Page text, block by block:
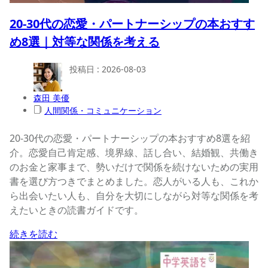
20-30代の恋愛・パートナーシップの本おすす
め8選｜対等な関係を考える
森田 美優
投稿日 : 2026-08-03
人間関係・コミュニケーション
20-30代の恋愛・パートナーシップの本おすすめ8選を紹
介。恋愛自己肯定感、境界線、話し合い、結婚観、共働き
のお金と家事まで、勢いだけで関係を続けないための実用
書を選び方つきでまとめました。恋人がいる人も、これか
ら出会いたい人も、自分を大切にしながら対等な関係を考
えたいときの読書ガイドです。
続きを読む